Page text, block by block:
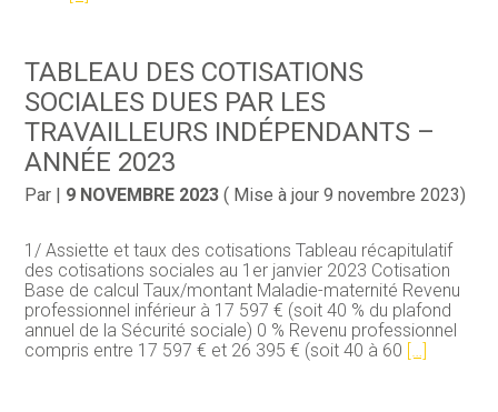
TABLEAU DES COTISATIONS
SOCIALES DUES PAR LES
TRAVAILLEURS INDÉPENDANTS –
ANNÉE 2023
Par 9 NOVEMBRE 2023 ( Mise à jour 9 novembre 2023)
1/ Assiette et taux des cotisations Tableau récapitulatif
des cotisations sociales au 1er janvier 2023 Cotisation
Base de calcul Taux/montant Maladie-maternité Revenu
professionnel inférieur à 17 597 € (soit 40 % du plafond
annuel de la Sécurité sociale) 0 % Revenu professionnel
compris entre 17 597 € et 26 395 € (soit 40 à 60 […]